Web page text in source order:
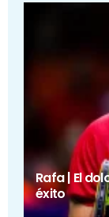
Rafa | El
éxito